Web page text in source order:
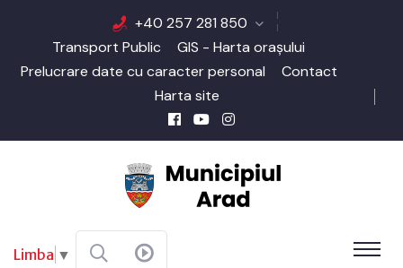
+40 257 281 850
Transport Public
GIS - Harta orașului
Prelucrare date cu caracter personal
Contact
Harta site
Limba ▼